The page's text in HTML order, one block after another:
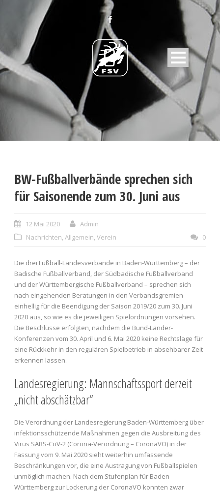
BW-Fußballverbände sprechen sich
für Saisonende zum 30. Juni aus
12 Mai 2020
Admin
Nachrichten, Allgemein, Verein 0
Die drei Fußball-Landesverbände in Baden-Württemberg – der
Badische Fußballverband, der Südbadische Fußballverband
und der Württembergische Fußballverband – sprechen sich
nach eingehenden Beratungen in den Verbandsgremien
einhellig für die Beendigung der Saison 2019/20 zum 30. Juni
2020 aus, so wie es die jeweiligen Spielordnungen vorsehen.
Die Beschlüsse erfolgten, nachdem die Bund-Länder-
Konferenzen vom 30. April und 6. Mai 2020 keine Rechtslage für
eine Rückkehr in den regulären Spielbetrieb in absehbarer Zeit
erkennen lassen.
Landesregierung: Mannschaftssport derzeit
„nicht abschätzbar“
Die Verordnung der Landesregierung Baden-Württemberg über
infektionsschützende Maßnahmen gegen die Ausbreitung des
Virus SARS-CoV-2 (Corona-Verordnung – CoronaVO) in der
Fassung vom 9. Mai 2020 sieht weiterhin umfassende
Beschränkungen vor, die eine Austragung von Fußballspielen
unmöglich machen. Nach dem Stufenplan für Baden-
Württemberg zur Lockerung der CoronaVO konnten zwar